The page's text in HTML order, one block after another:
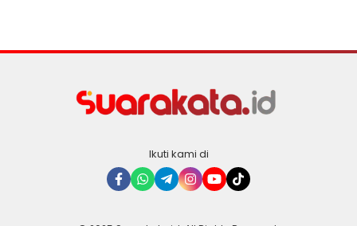
Ikuti kami di